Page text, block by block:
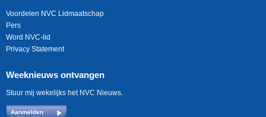
Voordelen NVC Lidmaatschap
Pers
Word NVC-lid
Privacy Statement
Weeknieuws ontvangen
Stuur mij wekelijks het NVC Nieuws.
Aanmelden